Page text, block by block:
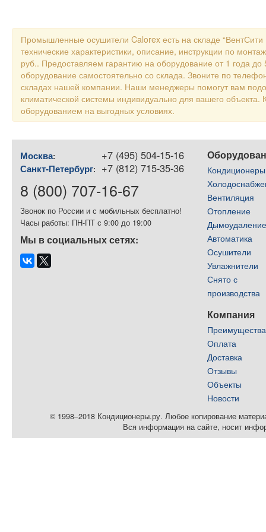
Промышленные осушители Calorex есть на складе
технические характеристики, описание, инструкции по
руб.. Предоставляем гарантию на оборудование от 1 года
оборудование самостоятельно со склада. Звоните по
складах нашей компании. Наши менеджеры помогут вам
климатической системы индивидуально для вашего
оборудованием на выгодных условиях.
Москва: +7 (495) 504-15-16
Санкт-Петербург: +7 (812) 715-35-36
8 (800) 707-16-67
Звонок по России и с мобильных бесплатно!
Часы работы: ПН-ПТ с 9:00 до 19:00
Мы в социальных сетях:
Кондиционеры
Вентиляция
Отопление
Автоматика
Осушители
Увлажнители
Снято с
производства
Компания
Преимущества
Оплата
Доставка
Отзывы
Объекты
Новости
© 1998–2018 Кондиционеры.ру. Любое копирование
Вся информация на сайте, носит